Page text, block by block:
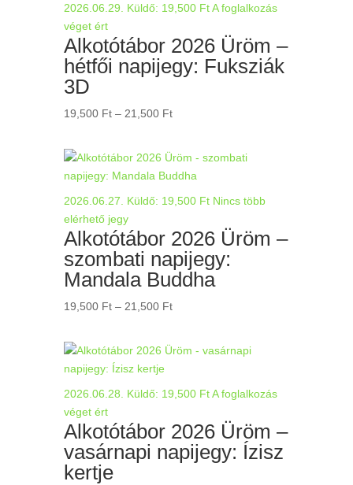
2026.06.29. Küldő: 19,500 Ft A foglalkozás
véget ért
Alkotótábor 2026 Üröm –
hétfői napijegy: Fuksziák
3D
19,500 Ft – 21,500 FtÁrtartomány:
2026.06.27. Küldő: 19,500 Ft Nincs több
elérhető jegy
Alkotótábor 2026 Üröm –
szombati napijegy:
Mandala Buddha
19,500 Ft – 21,500 FtÁrtartomány:
2026.06.28. Küldő: 19,500 Ft A foglalkozás
véget ért
Alkotótábor 2026 Üröm –
vasárnapi napijegy: Ízisz
kertje